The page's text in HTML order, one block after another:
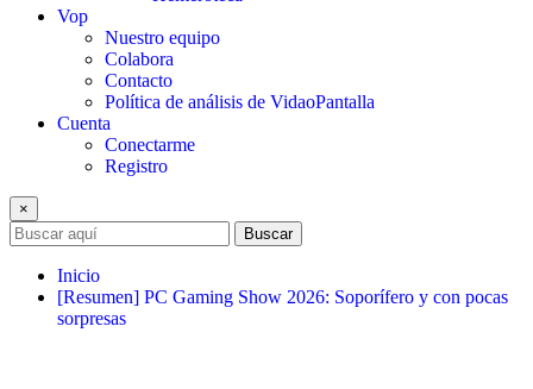
Vop
Nuestro equipo
Colabora
Contacto
Política de análisis de VidaoPantalla
Cuenta
Conectarme
Registro
×
Buscar
Inicio
[Resumen] PC Gaming Show 2026: Soporífero y con pocas
sorpresas